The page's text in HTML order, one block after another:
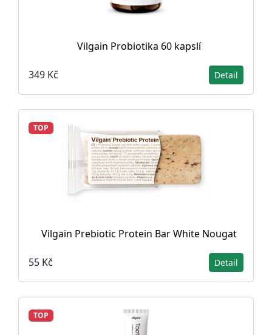
Vilgain Probiotika 60 kapslí
349 Kč Detail
TOP
Vilgain Prebiotic Protein Bar White Nougat
55 Kč Detail
TOP